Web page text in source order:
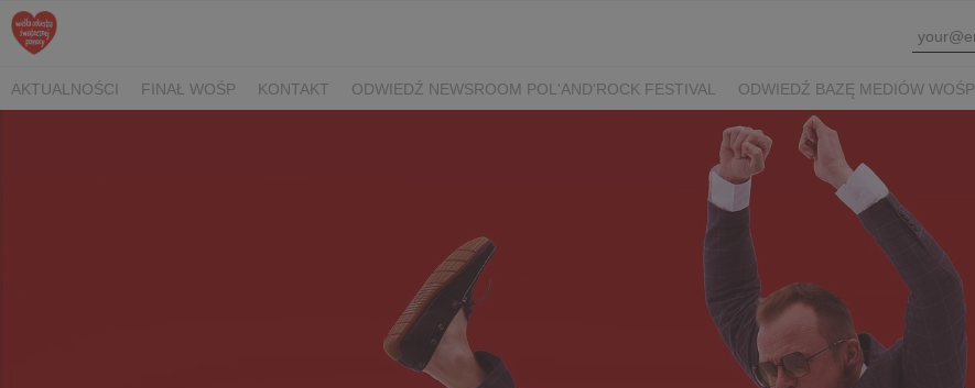
AKTUALNOŚCI FINAŁ WOŚP KONTAKT ODWIEDŹ NEWSROOM POL'AND'ROCK FESTIVAL ODWIEDŹ BAZĘ MEDIÓW WOŚP